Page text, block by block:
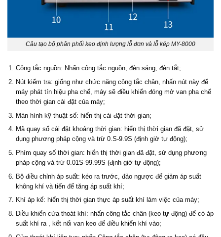
Câu tạo bộ phân phối keo định lượng lỗ đơn và lỗ kép MY-8000
Công tắc nguồn: Nhấn công tắc nguồn, đèn sáng, đèn tắt;
Nút kiểm tra: giống như chức năng công tắc chân, nhấn nút này để
máy phát tín hiệu pha chế, máy sẽ điều khiển đóng mở van pha chế
theo thời gian cài đặt của máy;
Màn hình kỹ thuật số: hiển thị cài đặt thời gian;
Mã quay số cài đặt khoảng thời gian: hiển thị thời gian đã đặt, sử
dụng phương pháp cộng và trừ 0.S-9.9S (định giờ tự động);
Phím quay số thời gian: hiển thị thời gian đã đặt, sử dụng phương
pháp cộng và trừ 0.01S-99.99S ​​(định giờ tự động);
Bộ điều chỉnh áp suất: kéo ra trước, đảo ngược để giảm áp suất
không khí và tiến để tăng áp suất khí;
Khí áp kế: hiển thị thời gian thực áp suất khí làm việc của máy;
Điều khiển cửa thoát khí: nhấn công tắc chân (keo tự động) để có áp
suất khí ra , kết nối van keo để điều khiển khí vào;